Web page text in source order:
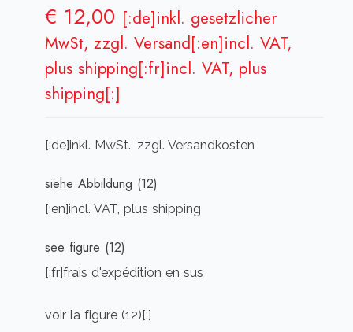
€ 12,00 [:de]inkl. gesetzlicher
MwSt, zzgl. Versand[:en]incl. VAT,
plus shipping[:fr]incl. VAT, plus
shipping[:]
[:de]inkl. MwSt., zzgl. Versandkosten
siehe Abbildung (12)
[:en]incl. VAT, plus shipping
see figure (12)
[:fr]frais d'expédition en sus
voir la figure (12)[:]